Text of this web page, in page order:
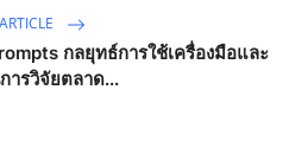
กลยุทธ์การใช้เครื่องมือและ
ารวิจัยตลาด...